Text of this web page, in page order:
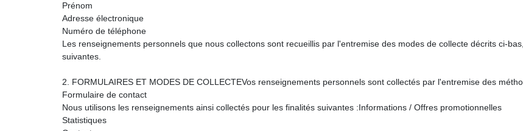
Prénom
Adresse électronique
Numéro de téléphone
Les renseignements personnels que nous collectons sont recueillis par l'entremise des modes de collecte décrits ci-
suivantes.
2. FORMULAIRES ET MODES DE COLLECTEVos renseignements personnels sont collectés par l'entremise des
Formulaire de contact
Nous utilisons les renseignements ainsi collectés pour les finalités suivantes :Informations / Offres promotionnelles
Statistiques